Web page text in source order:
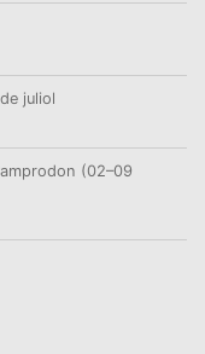
juliol
(02–09